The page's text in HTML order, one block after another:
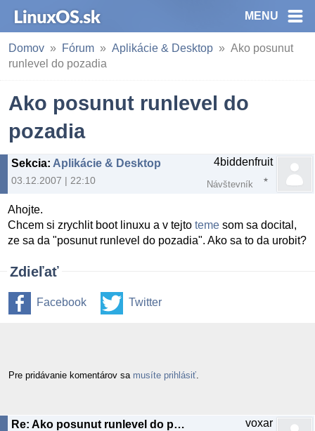
MENU
Domov Fórum Aplikácie & Desktop
Ako posunut
runlevel do pozadia
Ako posunut runlevel do
pozadia
Sekcia: Aplikácie & Desktop
03.12.2007 | 22:10
4biddenfruit
Návštevník
Ahojte.
Chcem si zrychlit boot linuxu a v tejtoteme som sa docital,
ze sa da "posunut runlevel do pozadia". Ako sa to da urobit?
Zdieľať
Facebook Twitter
Pre pridávanie komentárov sa musíte prihlásiť
Re: Ako posunut runlevel do pozadia voxar